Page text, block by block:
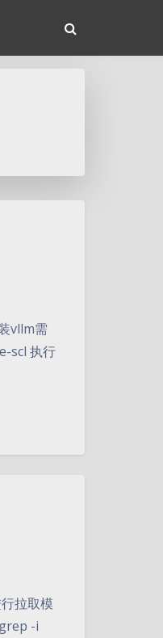
vllm需
scl 执行
拉取模
-i